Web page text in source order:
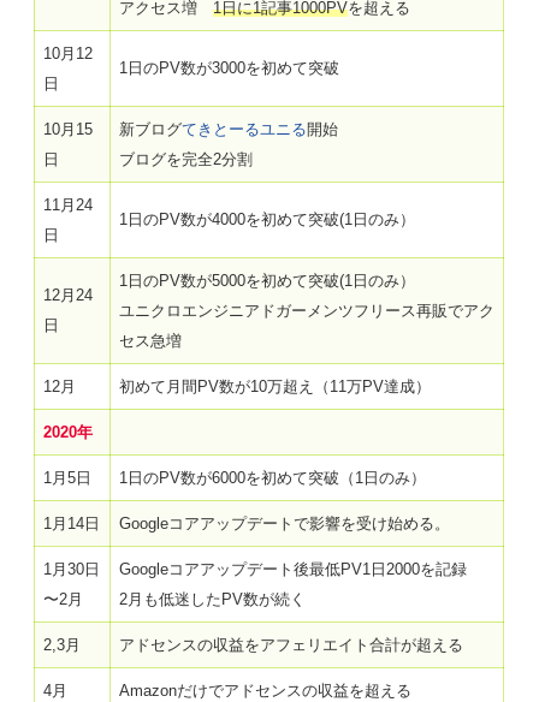
アクセス増 1日に1記事1000PVを超える
10月12
日
1日のPV数が3000を初めて突破
10月15
日
新ブログてきとーるユニる開始
ブログを完全2分割
11月24
日
1日のPV数が4000を初めて突破(1日のみ）
12月24
日
1日のPV数が5000を初めて突破(1日のみ）
ユニクロエンジニアドガーメンツフリース再販でアク
セス急増
12月 初めて月間PV数が10万超え（11万PV達成）
2020年
1月5日 1日のPV数が6000を初めて突破（1日のみ）
1月14日 Googleコアアップデートで影響を受け始める。
1月30日
〜2月
Googleコアアップデート後最低PV1日2000を記録
2月も低迷したPV数が続く
2,3月 アドセンスの収益をアフェリエイト合計が超える
4月 Amazonだけでアドセンスの収益を超える